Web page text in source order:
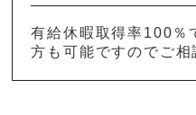
有給休暇取得率100％
方も可能ですのでご相